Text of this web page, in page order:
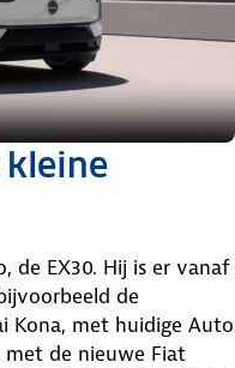
de EX30. Hij is er vanaf
de
Kona, met huidige Auto
met de nieuwe Fiat